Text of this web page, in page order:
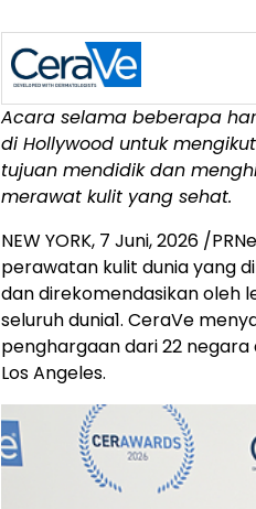
Acara selama beberapa
di Hollywood untuk
tujuan mendidik dan
merawat kulit yang sehat.
NEW YORK, 7 Juni, 2026 /
perawatan kulit dunia yang
dan direkomendasikan oleh
seluruh dunia1. CeraVe
penghargaan dari 22
Los Angeles.